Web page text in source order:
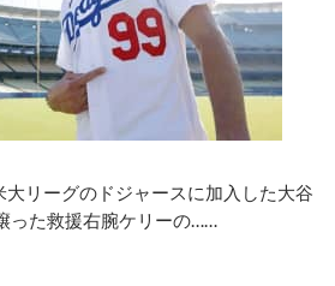
大リーグのドジャースに加入した大谷
った救援右腕ケリーの……